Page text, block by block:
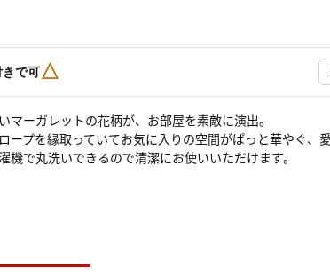
で可△
マーガレットの花柄が、お部屋を素敵に演出。
ープを縁取っていてお気に入りの空間がぱっと華やぐ、
機で丸洗いできるので清潔にお使いいただけます。